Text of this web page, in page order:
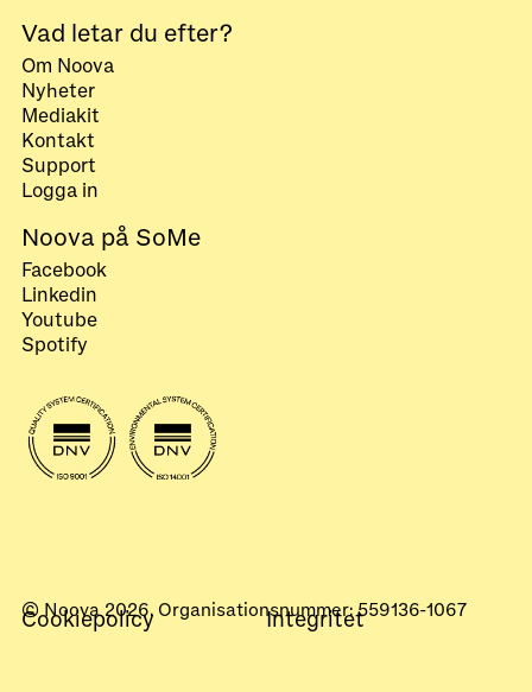
Vad letar du efter?
Om Noova
Nyheter
Mediakit
Kontakt
Support
Logga in
Noova på SoMe
Facebook
Linkedin
Youtube
Spotify
© Noova 2026. Organisationsnummer: 559136-1067
Cookiepolicy Integritet